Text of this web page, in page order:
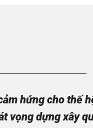
hứng cho thế
vọng dựng xây